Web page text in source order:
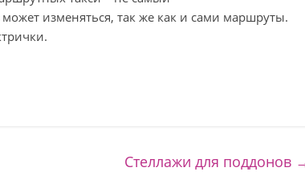
изменяться, так же как и сами маршруты.
Стеллажи для поддонов